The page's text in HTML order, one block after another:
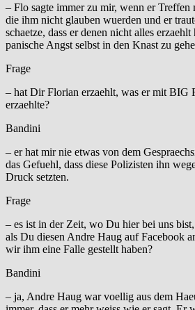
– Flo sagte immer zu mir, wenn er Treffen
die ihm nicht glauben wuerden und er
schaetze, dass er denen nicht alles
panische Angst selbst in den Knast zu
Frage
– hat Dir Florian erzaehlt, was er mit BIG
erzaehlte?
Bandini
– er hat mir nie etwas von dem
das Gefuehl, dass diese Polizisten ihn
Druck setzten.
Frage
– es ist in der Zeit, wo Du hier bei uns bist,
als Du diesen Andre Haug auf Facebook
wir ihm eine Falle gestellt haben?
Bandini
– ja, Andre Haug war voellig aus dem